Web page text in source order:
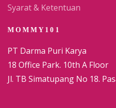
Syarat & Ketentuan
MOMMY101
PT Darma Puri Karya
18 Office Park. 10th A Floor
Jl. TB Simatupang No 18.